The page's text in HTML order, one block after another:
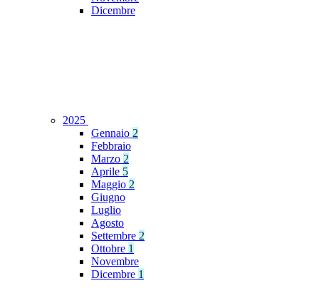
Dicembre
2025
Gennaio 2
Febbraio
Marzo 2
Aprile 5
Maggio 2
Giugno
Luglio
Agosto
Settembre 2
Ottobre 1
Novembre
Dicembre 1